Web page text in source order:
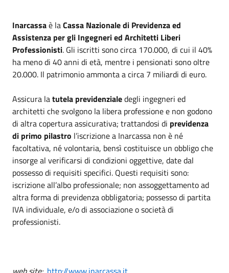
AGGIORNAMENTO PROFESSIONALE
Inarcassaè laCassa Nazionale di Previdenza ed
Assistenza per gli Ingegneri ed Architetti Liberi
Professionisti. Gli iscritti sono circa 170.000, di cui il 40%
ha meno di 40 anni di età, mentre i pensionati sono oltre
20.000. Il patrimonio ammonta a circa 7 miliardi di euro.
Assicura latutela previdenzialedegli ingegneri ed
architetti che svolgono la libera professione e non godono
di altra copertura assicurativa; trattandosi di previdenza
di primo pilastro l’iscrizione a Inarcassa non è né
facoltativa, né volontaria, bensì costituisce un obbligo che
insorge al verificarsi di condizioni oggettive, date dal
possesso di requisiti specifici. Questi requisiti sono:
iscrizione all’albo professionale; non assoggettamento ad
altra forma di previdenza obbligatoria; possesso di partita
IVA individuale, e/o di associazione o società di
professionisti.